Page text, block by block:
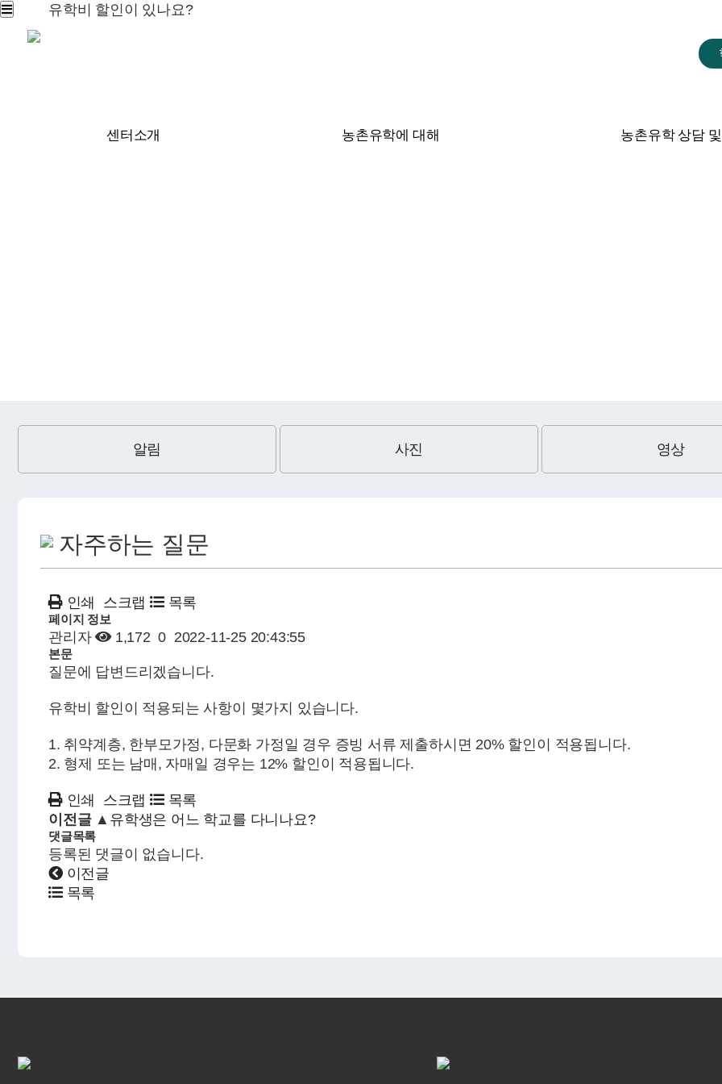
센터소개 농촌유학에 대해 농촌유학 상담
알림 사진 영상
자주하는 질문
인쇄 스크랩 목록
유학비 할인이 있나요?
페이지 정보
관리자 1,172 0 2022-11-25 20:43:55
본문
질문에 답변드리겠습니다.
유학비 할인이 적용되는 사항이 몇가지 있습니다.
1. 취약계층, 한부모가정, 다문화 가정일 경우 증빙 서류 제출하시면 20% 할인이 적용됩니다.
2. 형제 또는 남매, 자매일 경우는 12% 할인이 적용됩니다.
인쇄 스크랩
목록
이전글 ▲ 유학생은 어느 학교를 다니나요?
댓글목록
등록된 댓글이 없습니다.
이전글
목록